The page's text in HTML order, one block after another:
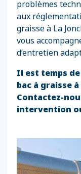
problèmes
aux
graisse à La
vous
d’entretien
Il est temps
bac à graisse
Contactez-
intervention